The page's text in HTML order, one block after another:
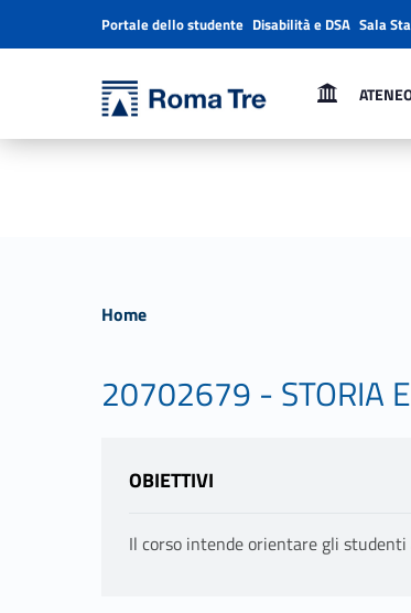
Università Roma Tre Primary Menu
Header info sidebar
Portale dello studente Disabilità e DSA Sala
Home
20702679 - STORIA E
OBIETTIVI
Il corso intende orientare gli